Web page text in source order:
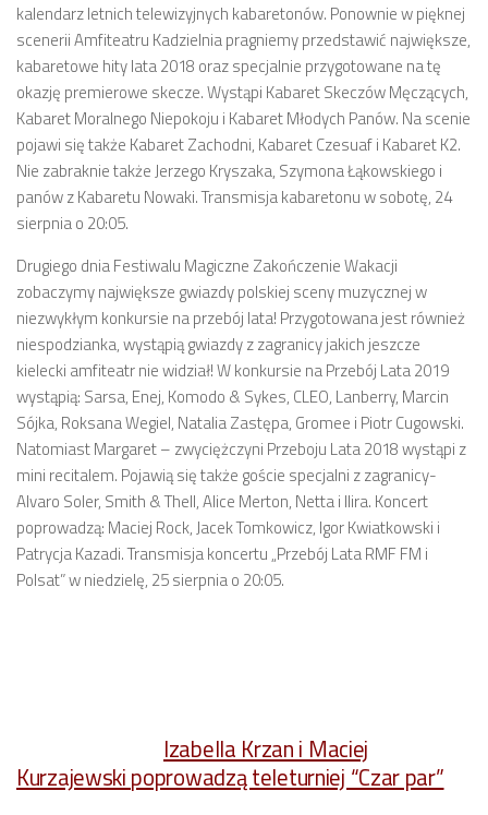
kalendarz letnich telewizyjnych kabaretonów. Ponownie w pięknej
scenerii Amfiteatru Kadzielnia pragniemy przedstawić największe,
kabaretowe hity lata 2018 oraz specjalnie przygotowane na tę
okazję premierowe skecze. Wystąpi Kabaret Skeczów Męczących,
Kabaret Moralnego Niepokoju i Kabaret Młodych Panów. Na scenie
pojawi się także Kabaret Zachodni, Kabaret Czesuaf i Kabaret K2.
Nie zabraknie także Jerzego Kryszaka, Szymona Łąkowskiego i
panów z Kabaretu Nowaki. Transmisja kabaretonu w sobotę, 24
sierpnia o 20:05.
Drugiego dnia Festiwalu Magiczne Zakończenie Wakacji
zobaczymy największe gwiazdy polskiej sceny muzycznej w
niezwykłym konkursie na przebój lata! Przygotowana jest również
niespodzianka, wystąpią gwiazdy z zagranicy jakich jeszcze
kielecki amfiteatr nie widział! W konkursie na Przebój Lata 2019
wystąpią: Sarsa, Enej, Komodo & Sykes, CLEO, Lanberry, Marcin
Sójka, Roksana Wegiel, Natalia Zastępa, Gromee i Piotr Cugowski.
Natomiast Margaret – zwyciężczyni Przeboju Lata 2018 wystąpi z
mini recitalem. Pojawią się także goście specjalni z zagranicy-
Alvaro Soler, Smith & Thell, Alice Merton, Netta i Ilira. Koncert
poprowadzą: Maciej Rock, Jacek Tomkowicz, Igor Kwiatkowski i
Patrycja Kazadi. Transmisja koncertu „Przebój Lata RMF FM i
Polsat” w niedzielę, 25 sierpnia o 20:05.
Izabella Krzan i Maciej
Kurzajewski poprowadzą teleturniej “Czar par”